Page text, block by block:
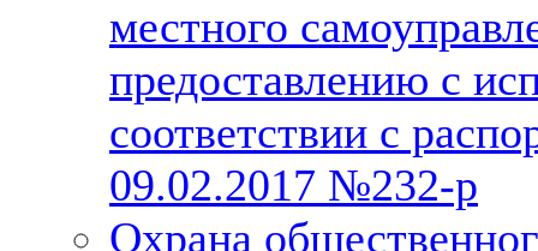
местного
предоставлению с
соответствии с
09.02.2017 №232-р
Охрана